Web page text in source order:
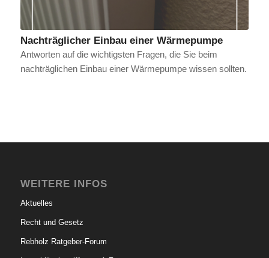
Nachträglicher Einbau einer Wärmepumpe
Antworten auf die wichtigsten Fragen, die Sie beim
nachträglichen Einbau einer Wärmepumpe wissen sollten.
WEITERE INFOS
Aktuelles
Recht und Gesetz
Rebholz Ratgeber-Forum